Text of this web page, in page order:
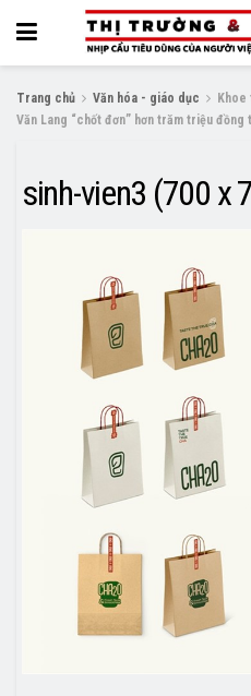
Trang chủ Văn hóa - giáo dục
Văn Lang “chốt đơn” hơn trăm triệu đồng
sinh-vien3 (700 x